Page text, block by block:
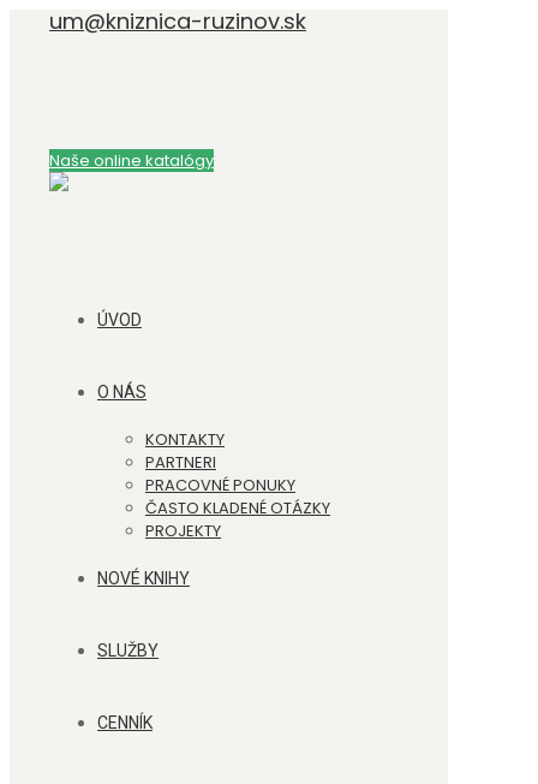
um@kniznica-ruzinov.sk
Naše online katalógy
ÚVOD
O NÁS
KONTAKTY
PARTNERI
PRACOVNÉ PONUKY
ČASTO KLADENÉ OTÁZKY
PROJEKTY
NOVÉ KNIHY
SLUŽBY
CENNÍK